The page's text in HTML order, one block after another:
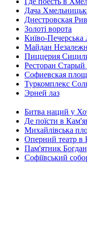
Дача
Днестровская
Золоті ворота
Київо-Печерська
Майдан
Пиццерия
Ресторан Старый
Софиевская
Туркомплекс
Эрней лаз
Битва наций у
Де поїсти в
Михайлівська
Оперний театр в
Пам'ятник
Софіївський